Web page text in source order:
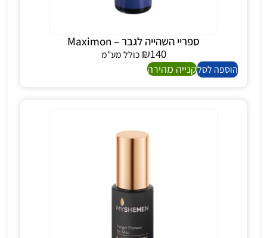
ספריי השהייה לגבר – Maximon
₪140
כולל מע"מ
הוספה לסלקנייה מהירה